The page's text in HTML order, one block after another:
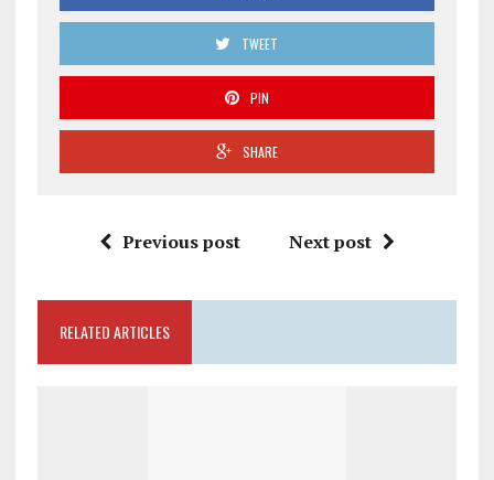
TWEET
PIN
SHARE
Previous post Next post
RELATED ARTICLES